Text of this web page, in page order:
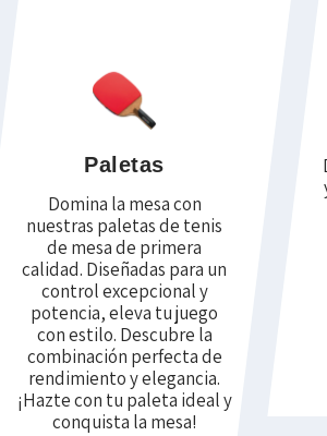
Paletas
Domina la mesa con
nuestras paletas de tenis
de mesa de primera
calidad. Diseñadas para un
control excepcional y
potencia, eleva tu juego
con estilo. Descubre la
combinación perfecta de
rendimiento y elegancia.
¡Hazte con tu paleta ideal y
conquista la mesa!